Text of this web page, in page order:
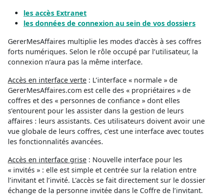
les accès Extranet
les données de connexion au sein de vos dossiers
GererMesAffaires multiplie les modes d’accès à ses coffres
forts numériques. Selon le rôle occupé par l’utilisateur, la
connexion n’aura pas la même interface.
Accès en interface verte : L’interface « normale » de
GererMesAffaires.com est celle des « propriétaires » de
coffres et des « personnes de confiance » dont elles
s’entourent pour les assister dans la gestion de leurs
affaires : leurs assistants. Ces utilisateurs doivent avoir une
vue globale de leurs coffres, c’est une interface avec toutes
les fonctionnalités avancées.
Accès en interface grise : Nouvelle interface pour les
« invités » : elle est simple et centrée sur la relation entre
l’invitant et l’invité. L’accès se fait directement sur le dossier
échange de la personne invitée dans le Coffre de l’invitant.